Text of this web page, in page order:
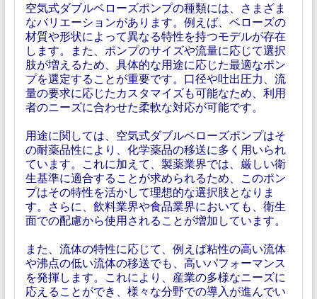
空気式ダブルベローズポンプの種類には、さまざま
なバリエーションがあります。例えば、ベローズの
材質や形状によって異なる特性を持つモデルが存在
します。また、ポンプのサイズや流量に応じて選択
肢が増えるため、具体的な用途に応じた最適なポン
プを選定することが重要です。口径や吐出圧力、流
量の要求に応じたカスタマイズも可能なため、利用
者のニーズに合わせた柔軟な対応が可能です。
用途に関しては、空気式ダブルベローズポンプはそ
の耐薬品性により、化学薬品の移送に多く用いられ
ています。これに加えて、製薬業界では、厳しい衛
生基準に適合することが求められるため、このポン
プはその特性を活かして理想的な選択肢となりま
す。さらに、飲料業界や食品業界においても、衛生
面での配慮から使用されることが増加しています。
また、流体の特性に応じて、例えば粘性の高い流体
や沸点の低い流体の移送でも、高いパフォーマンス
を発揮します。これにより、産業の多様なニーズに
応えることができ、様々な分野での導入が進んでい